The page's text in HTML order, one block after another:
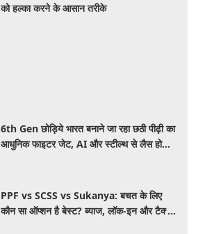
को हल्का करने के आसान तरीके
6th Gen छोड़िये भारत बनाने जा रहा छठी पीढ़ी का
आधुनिक फाइटर जेट, AI और स्टील्थ से लैस होगा
PPF vs SCSS vs Sukanya: बचत के लिए
कौन सा ऑप्शन है बेस्ट? ब्याज, लॉक-इन और टैक्स